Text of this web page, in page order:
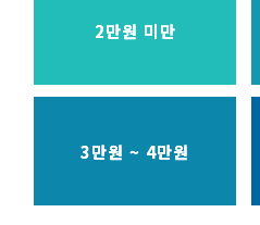
2만원 미만
3만원 ~ 4만원